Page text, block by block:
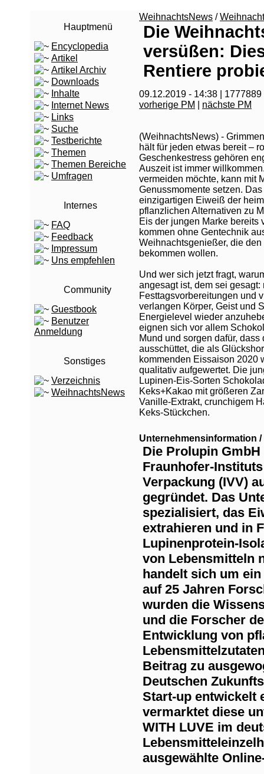
Hauptmenü
Encyclopedia
Artikel
Artikel Archiv
Downloads
Inhalte
Internet News
Links
Suche
Testberichte
Themen
Themen Bereiche
Umfragen
Internes
FAQ
Feedback
Impressum
Uns empfehlen
Community
Guestbook
Benutzer
Anmeldung
Sonstiges
Verzeichnis
WeihnachtsNews
WeihnachtsNews /
Die
versüßen:
Rentiere
09.12.2019 - 14:38 | 1777889
vorherige PM
nächste PM
(WeihnachtsNews) -
hält für jeden etwas bereit –
Geschenkestress gehören
Auszeit ist immer
vermeiden möchte, kann mit
Genussmomente setzen.
einzigartigen Eiweiß der
pflanzlichen Alternativen zu
Eis der jungen Marke bereits
kommen ohne Gentechnik
Weihnachtsgenießer, die
bekommen wollen.
Und wer sich jetzt fragt,
angesagt ist, dem sei
Festtagsvorbereitungen und
verlangen Körper, Geist und
Energielevel wieder
eignen sich vor allem
Mund und sorgen dafür,
ausschüttet, die als
kommenden Eissaison 2020
qualitativ aufgewertet. Die
Lupinen-Eis-Sorten
Keks+Kakao mit größeren
Vanille-Extrakt, crunchigem
Keks-Stückchen.
Unternehmensinformation
Die Prolupin
Fraunhofer-
Verpackung (IVV)
gegründet. Das
spezialisiert, das
extrahieren und in
Lupinenprotein-
von Lebensmitteln
handelt sich um
auf 25 Jahren
wurden die
und die Forscher
Entwicklung von
Beitrag zu
Deutschen
Start-up entwickelt
vermarktet diese
WITH LUVE im
ausgewählte